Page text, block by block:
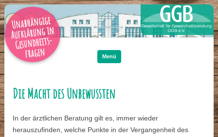
Unabhängige
Aufklärung in
Gesundheits-
fragen Menü
Die Macht des Unbewussten
In der ärztlichen Beratung gilt es, immer wieder
herauszufinden, welche Punkte in der Vergangenheit des